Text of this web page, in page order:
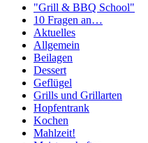
"Grill & BBQ School"
10 Fragen an…
Aktuelles
Allgemein
Beilagen
Dessert
Geflügel
Grills und Grillarten
Hopfentrank
Kochen
Mahlzeit!